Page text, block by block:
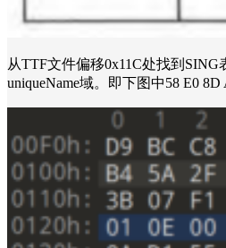
从TTF文件偏移0x11C处找到SING
uniqueName域。即下图中58 E0 8D